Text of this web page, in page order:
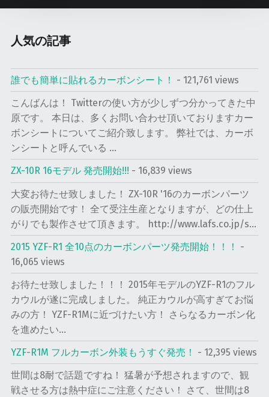
a
t
o
n
人気の記事
誰でも簡単に貼れるカーボンシート！ - 121,761 views
こんばんは！ Twitterの使い方が少しずつ分かってきた中
原です。 本日は、多くお問い合わせ頂いておりますカー
ボンシートについてご紹介致します。 弊社では、カーボ
ンシートと呼んでいる ...
ZX-10R 16モデル 発売開始!!! - 16,839 views
大変お待たせ致しました！ ZX-10R '16のカーボンパーツ
の販売開始です！ 全て受注生産となりますが、どの仕上
がりでも製作させて頂きます。 http://www.lafs.co.jp/s...
2015 YZF-R1 全10点のカーボンパーツ発売開始！！！
-
16,065 views
お待たせ致しました！！！ 2015年モデルのYZF-R1のフル
カウルが遂に完成しました。 純正カウルが高すぎてお悩
みの方！ YZF-R1Mに近づけたい方！ さらなるカーボン化
を進めたい...
YZF-R1M フルカーボン外装もうすぐ発売！ - 12,395 views
世間は8耐で話題ですね！ 猛暑が予想されますので、観
戦させる方は熱中症にご注意ください！ さて、世間は8